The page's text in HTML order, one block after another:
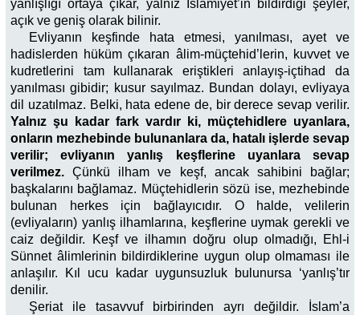
yanlışlığı ortaya çıkar, yalnız İslamiyet’in bildirdiği şeyler,
açık ve geniş olarak bilinir.
Evliyanın keşfinde hata etmesi, yanılması, ayet ve
hadislerden hüküm çıkaran âlim-müçtehid’lerin, kuvvet ve
kudretlerini tam kullanarak eriştikleri anlayış-içtihad da
yanılması gibidir; kusur sayılmaz. Bundan dolayı, evliyaya
dil uzatılmaz. Belki, hata edene de, bir derece sevap verilir.
Yalnız şu kadar fark vardır ki, müçtehidlere uyanlara,
onların mezhebinde bulunanlara da, hatalı işlerde sevap
verilir; evliyanın yanlış keşflerine uyanlara sevap
verilmez. Çünkü ilham ve keşf, ancak sahibini bağlar;
başkalarını bağlamaz. Müçtehidlerin sözü ise, mezhebinde
bulunan herkes için bağlayıcıdır. O halde, velilerin
(evliyaların) yanlış ilhamlarına, keşflerine uymak gerekli ve
caiz değildir. Keşf ve ilhamın doğru olup olmadığı, Ehl-i
Sünnet âlimlerinin bildirdiklerine uygun olup olmaması ile
anlaşılır. Kıl ucu kadar uygunsuzluk bulunursa ‘yanlış’tır
denilir.
Şeriat ile tasavvuf birbirinden ayrı değildir. İslam’a